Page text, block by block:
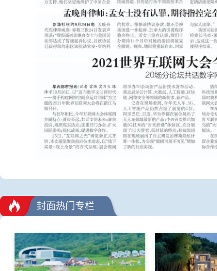
封面热门专栏